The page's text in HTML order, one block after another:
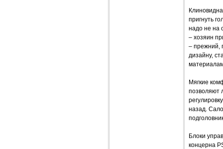
пригнуть
надо не на
– хозяин
– прежний,
дизайну,
Мягкие
позволяют
назад.
Блоки
концерна